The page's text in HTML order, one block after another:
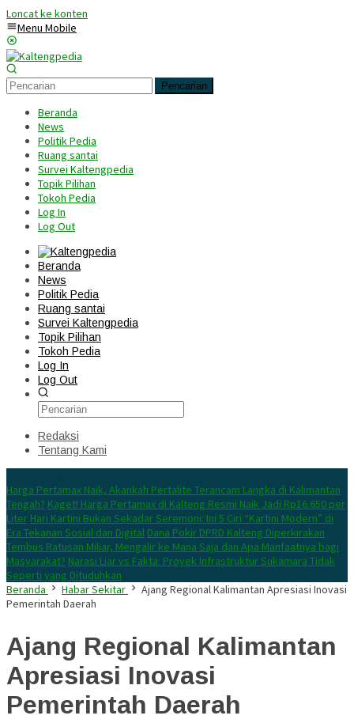
Loncat ke konten
Menu Mobile
Pencarian
Beranda
News
Politik Pedia
Ruang santai
Survei Kaltengpedia
Topik Pilihan
Tokoh Pedia
Log In
Log Out
Beranda
News
Politik Pedia
Ruang santai
Survei Kaltengpedia
Topik Pilihan
Tokoh Pedia
Log In
Log Out
Redaksi
Tentang Kami
Harga Pertamax Naik, Akankah Pertalite Terancam Langka di Kalimantan
Tengah? Kaget! Harga Pertamax di Kalteng Resmi Naik Jadi Rp16.650 per
Liter Hari Kartini Bukan Sekadar Seremoni: Ini 5 Ciri “Kartini Modern” di
Era Tekanan Sosial dan Digital Dana Pokir DPRD Kalteng Diperkirakan
Tembus Ratusan Miliar, Mengalir ke Mana Saja dan Apa Manfaatnya bagi
Masyarakat? Narasi Liar vs Fakta: Proyek Infrastruktur Sukamara Tidak
Seperti yang Dituduhkan
Beranda
Habar Sekitar
Ajang Regional Kalimantan Apresiasi Inovasi
Pemerintah Daerah
Ajang Regional Kalimantan
Apresiasi Inovasi
Pemerintah Daerah